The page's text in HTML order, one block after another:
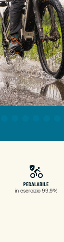
PEDALABILE
in esercizio 99.9%